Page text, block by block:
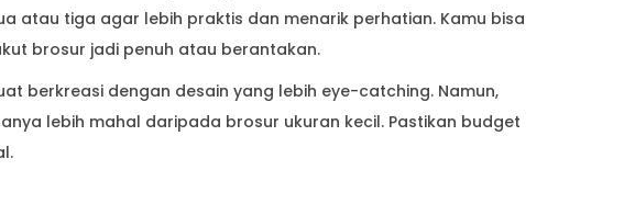
atau tiga agar lebih praktis dan menarik perhatian. Kamu bisa
brosur jadi penuh atau berantakan.
berkreasi dengan desain yang lebih eye-catching. Namun,
lebih mahal daripada brosur ukuran kecil. Pastikan budget